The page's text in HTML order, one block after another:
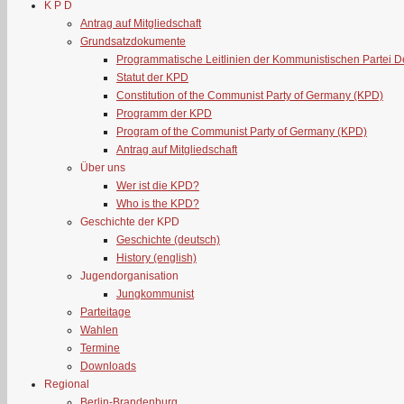
K P D
Antrag auf Mitgliedschaft
Grundsatzdokumente
Programmatische Leitlinien der Kommunistischen Partei
Statut der KPD
Constitution of the Communist Party of Germany (KPD)
Programm der KPD
Program of the Communist Party of Germany (KPD)
Antrag auf Mitgliedschaft
Über uns
Wer ist die KPD?
Who is the KPD?
Geschichte der KPD
Geschichte (deutsch)
History (english)
Jugendorganisation
Jungkommunist
Parteitage
Wahlen
Termine
Downloads
Regional